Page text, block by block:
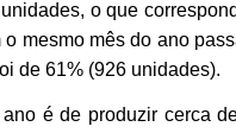
o que
mesmo mês do ano
de 61% (926 unidades).
ano é de produzir cerca